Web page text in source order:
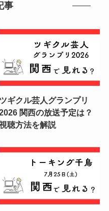
事
ツギクル芸人グランプリ
関西の放送予定は？
聴方法を解説